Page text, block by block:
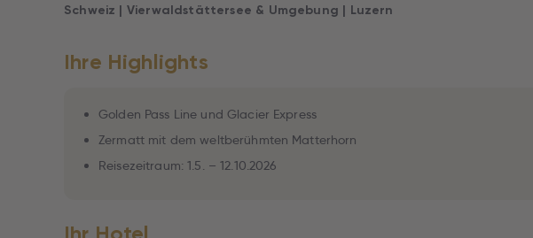
Schweiz | Vierwaldstättersee & Umgebung | Luzern
Ihre Highlights
Golden Pass Line und Glacier Express
Zermatt mit dem weltberühmten Matterhorn
Reisezeitraum: 1.5. – 12.10.2026